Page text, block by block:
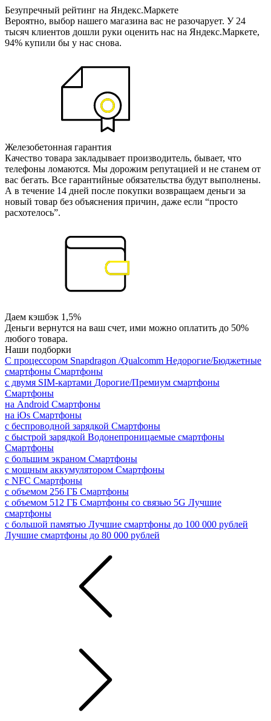
Безупречный рейтинг на Яндекс.Маркете
Вероятно, выбор нашего магазина вас не разочарует. У 24
тысяч клиентов дошли руки оценить нас на Яндекс.Маркете,
94% купили бы у нас снова.
Железобетонная гарантия
Качество товара закладывает производитель, бывает, что
телефоны ломаются. Мы дорожим репутацией и не станем от
вас бегать. Все гарантийные обязательства будут выполнены.
А в течение 14 дней после покупки возвращаем деньги за
новый товар без объяснения причин, даже если “просто
расхотелось”.
Даем кэшбэк 1,5%
Деньги вернутся на ваш счет, ими можно оплатить до 50%
любого товара.
Наши подборки
С процессором Snapdragon /Qualcomm Недорогие/Бюджетные
смартфоны Смартфоны
с двумя SIM-картами Дорогие/Премиум смартфоны
Смартфоны
на Android Смартфоны
на iOs Смартфоны
с беспроводной зарядкой Смартфоны
с быстрой зарядкой Водонепроницаемые смартфоны
Смартфоны
с большим экраном Смартфоны
с мощным аккумулятором Смартфоны
с NFC Смартфоны
с объемом 256 ГБ Смартфоны
с объемом 512 ГБ Смартфоны со связью 5G Лучшие
смартфоны
с большой памятью Лучшие смартфоны до 100 000 рублей
Лучшие смартфоны до 80 000 рублей